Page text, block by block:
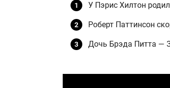
У Пэрис Хилтон
Роберт Паттинсон
Дочь Брэда Питта —